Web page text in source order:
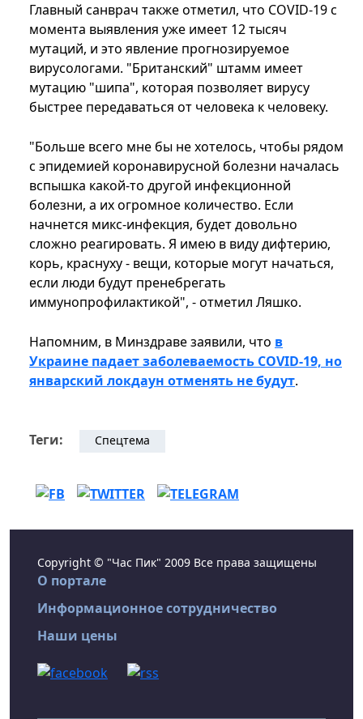
Главный санврач также отметил, что COVID-19 с
момента выявления уже имеет 12 тысяч
мутаций, и это явление прогнозируемое
вирусологами. "Британский" штамм имеет
мутацию "шипа", которая позволяет вирусу
быстрее передаваться от человека к человеку.
"Больше всего мне бы не хотелось, чтобы рядом
с эпидемией коронавирусной болезни началась
вспышка какой-то другой инфекционной
болезни, а их огромное количество. Если
начнется микс-инфекция, будет довольно
сложно реагировать. Я имею в виду дифтерию,
корь, краснуху - вещи, которые могут начаться,
если люди будут пренебрегать
иммунопрофилактикой", - отметил Ляшко.
Напомним, в Минздраве заявили, что в
Украине падает заболеваемость COVID-19, но
январский локдаун отменять не будут.
Теги: Спецтема
Copyright © "Час Пик" 2009 Все права защищены
О портале
Информационное сотрудничество
Наши цены